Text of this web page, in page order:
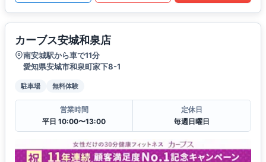
カーブス安城和泉店
南安城駅から車で11分
愛知県安城市和泉町家下8-1
駐車場 無料体験
営業時間
平日 10:00〜13:00
定休日
毎週日曜日